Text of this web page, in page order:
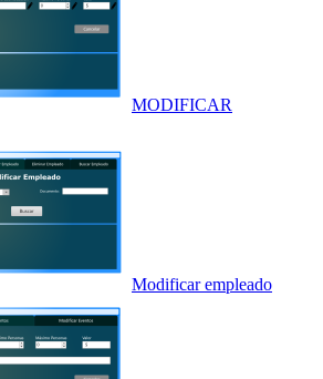
MODIFICAR
Modificar empleado